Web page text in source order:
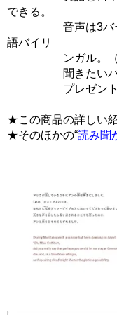
できる。
音声は3バージ
語バイリ
ンガル。（無料
聞きたいバージ
プレゼントや卒
★この商品の詳しい
★そのほかの“読み聞